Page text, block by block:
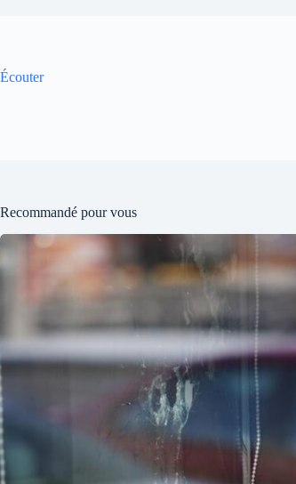
Écouter
Recommandé pour vous